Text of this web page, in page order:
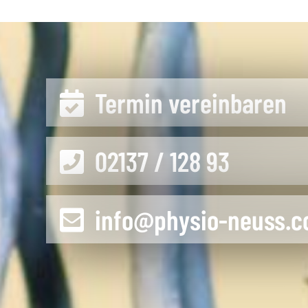
Termin vereinbaren
02137 / 128 93
info@physio-